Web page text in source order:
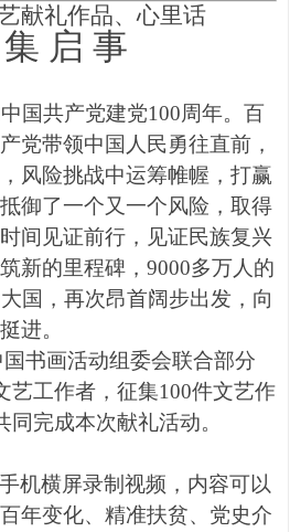
献礼作品、心里话
启 事
国共产党建党100周年。百
党带领中国人民勇往直前，
风险挑战中运筹帷幄，打赢
御了一个又一个风险，取得
间见证前行，见证民族复兴
新的里程碑， 9000多万人的
国，再次昂首阔步出发，向
进。
书画活动组委会联合部分
艺工作者，征集100件文艺作
同完成本次献礼活动。
机横屏录制视频，内容可以
年变化、精准扶贫、党史介